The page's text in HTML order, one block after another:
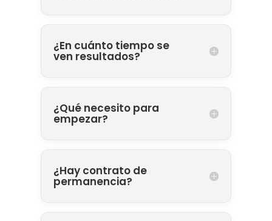
¿En cuánto tiempo se
ven resultados?
¿Qué necesito para
empezar?
¿Hay contrato de
permanencia?